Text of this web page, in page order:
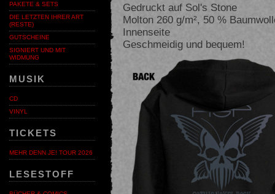
PAKETE & SETS
DIE LETZTEN IHRER ART
(RESTE)
GUTSCHEINE
SIGNIERT UND MIT
WIDMUNG
MUSIK
CD
VINYL
TICKETS
MEHR DENN JE! TOUR 2026
LESESTOFF
Gedruckt auf Sol's Stone
Molton 260 g/m², 50 %
Innenseite
Geschmeidig und bequem!